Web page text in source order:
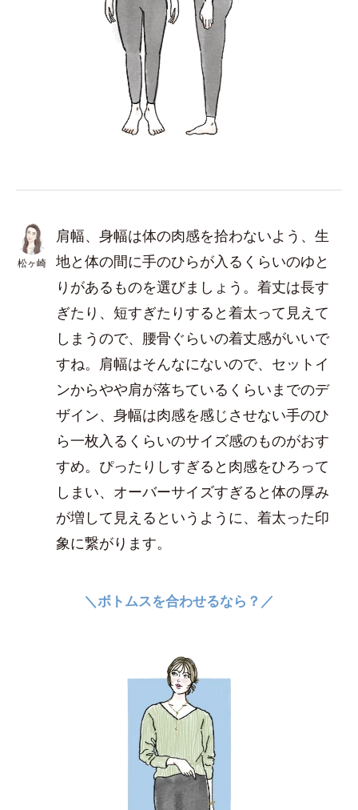
松ヶ崎
肩幅、身幅は体の肉感を拾わないよう、生
地と体の間に手のひらが入るくらいのゆと
りがあるものを選びましょう。着丈は長す
ぎたり、短すぎたりすると着太って見えて
しまうので、腰骨ぐらいの着丈感がいいで
すね。肩幅はそんなにないので、セットイ
ンからやや肩が落ちているくらいまでのデ
ザイン、身幅は肉感を感じさせない手のひ
ら一枚入るくらいのサイズ感のものがおす
すめ。ぴったりしすぎると肉感をひろって
しまい、オーバーサイズすぎると体の厚み
が増して見えるというように、着太った印
象に繋がります。
＼ボトムスを合わせるなら？／